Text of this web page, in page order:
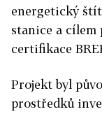
energetický
stanice a cílem
certifikace
Projekt byl
prostředků